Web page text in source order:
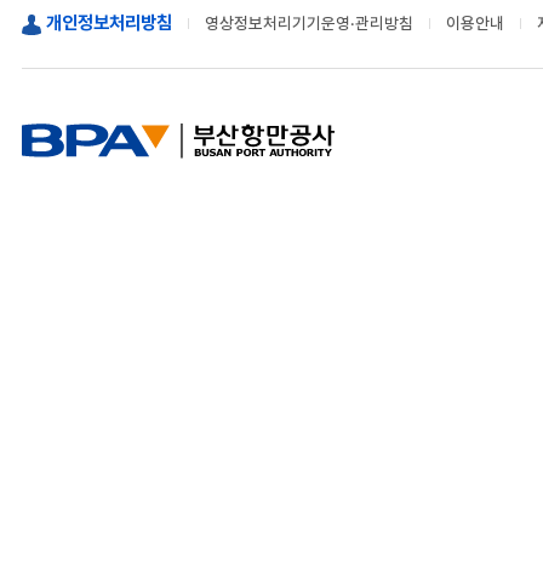
개인정보처리방침 영상정보처리기기운영·관리방침 이용안내